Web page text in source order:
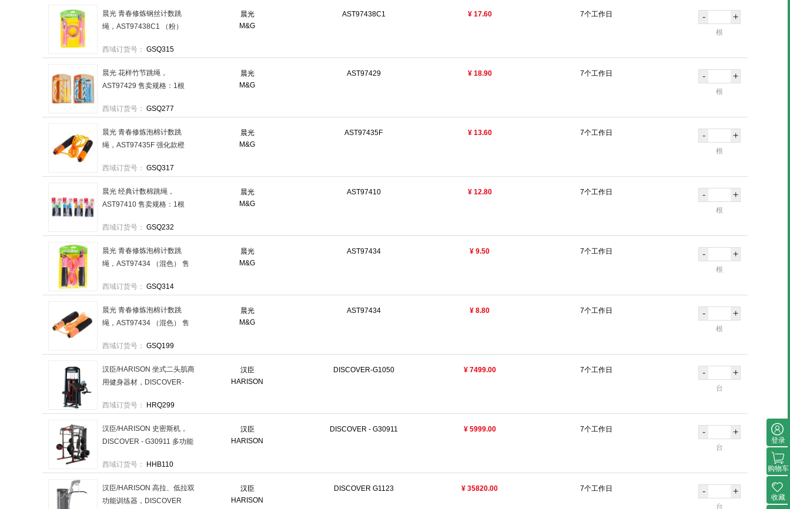
晨光
M&G
AST97438C1 ¥ 17.60 7个工作日
晨光 青春修炼钢丝计数跳
绳，AST97438C1 （粉）
西域订货号： GSQ315
- +
根
晨光
M&G
AST97429 ¥ 18.90 7个工作日
晨光 花样竹节跳绳，
AST97429 售卖规格：1根
西域订货号： GSQ277
- +
根
晨光
M&G
AST97435F ¥ 13.60 7个工作日
晨光 青春修炼泡棉计数跳
绳，AST97435F 强化款橙
西域订货号： GSQ317
- +
根
晨光
M&G
AST97410 ¥ 12.80 7个工作日
晨光 经典计数棉跳绳，
AST97410 售卖规格：1根
西域订货号： GSQ232
- +
根
晨光
M&G
AST97434 ¥ 9.50 7个工作日
晨光 青春修炼泡棉计数跳
绳，AST97434 （混色） 售
西域订货号： GSQ314
- +
根
晨光
M&G
AST97434 ¥ 8.80 7个工作日
晨光 青春修炼泡棉计数跳
绳，AST97434 （混色） 售
西域订货号： GSQ199
- +
根
汉臣
HARISON
DISCOVER-G1050 ¥ 7499.00 7个工作日
汉臣/HARISON 坐式二头肌商
用健身器材，DISCOVER-
西域订货号：
HRQ299
- +
台
汉臣
HARISON
DISCOVER - G30911 ¥ 5999.00 7个工作日
汉臣/HARISON 史密斯机，
DISCOVER - G30911 多功能
卧推杠铃架 售卖规格：1台
西域订货号： HHB110
- +
台
汉臣
HARISON
DISCOVER G1123 ¥ 35820.00 7个工作日
汉臣/HARISON 高拉、低拉双
功能训练器，DISCOVER
- +
台
登录
购物车
收藏